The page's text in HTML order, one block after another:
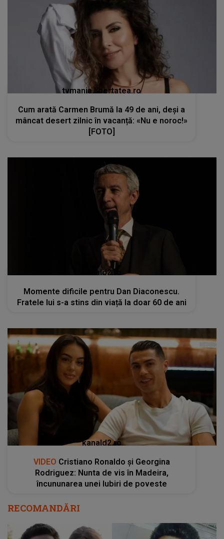
tvmania.libertatea.ro
Cum arată Carmen Brumă la 49 de ani, deși a
mâncat desert zilnic în vacanță: «Nu e noroc!»
[FOTO]
kanald2.ro
Momente dificile pentru Dan Diaconescu.
Fratele lui s-a stins din viață la doar 60 de ani
kanald2.ro
VIDEO Cristiano Ronaldo și Georgina
Rodriguez: Nunta de vis în Madeira,
încununarea unei Iubiri de poveste
RECOMANDĂRI